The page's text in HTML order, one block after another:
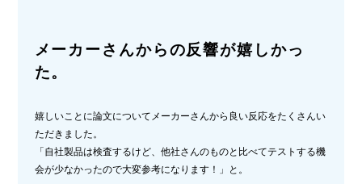
メーカーさんからの反響が嬉しかっ
た。
嬉しいことに論文についてメーカーさんから良い反応をたくさんい
ただきました。
「自社製品は検査するけど、他社さんのものと比べてテストする機
会が少なかったので大変参考になります！」と。